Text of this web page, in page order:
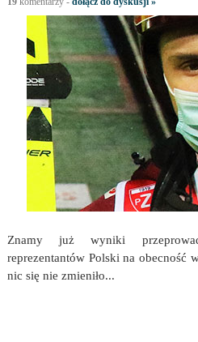
Znamy już wyniki
reprezentantów Polski na obecność
nic się nie zmieniło...